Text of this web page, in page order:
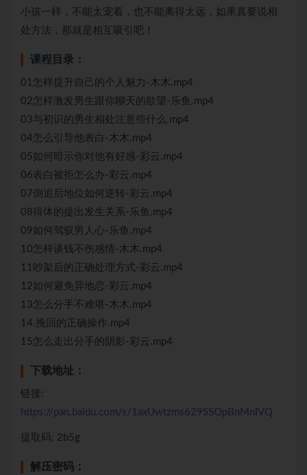
小孩一样，不能太宠着，也不能离得太远，如果真要说相
处方法，那就是相互吸引吧！
课程目录：
01怎样提升自己的个人魅力-木木.mp4
02怎样激发男生跟你聊天的欲望-乐鱼.mp4
03与初识的男生相处注意些什么.mp4
04怎么引导他表白-木木.mp4
05如何暗示你对他有好感-彩云.mp4
06表白被拒怎么办-彩云.mp4
07倒追后地位如何逆转-彩云.mp4
08得体的提出发生关系-乐鱼.mp4
09如何驾驭男人心-乐鱼.mp4
10怎样谈钱不伤感情-木木.mp4
11吵架后的正确处理方式-彩云.mp4
12如何避免异地恋-彩云.mp4
13怎么分手不难堪-木木.mp4
14.挽回的正确操作.mp4
15怎么走出分手的阴影-彩云.mp4
下载地址：
链接:
https://pan.baidu.com/s/1axUwtzms629SSOpBnMnIVQ
提取码: 2b5g
解压密码：